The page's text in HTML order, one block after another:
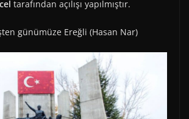
tarafından açılışı yapılmıştır.
günümüze Ereğli (Hasan Nar)